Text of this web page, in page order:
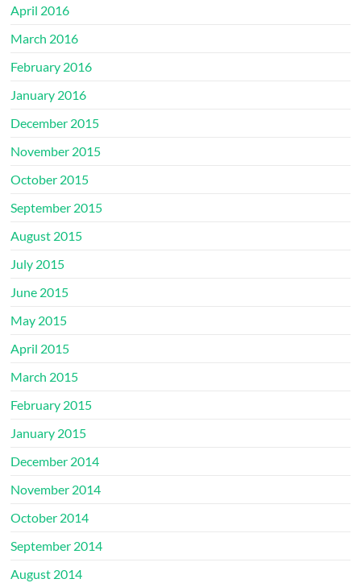
April 2016
March 2016
February 2016
January 2016
December 2015
November 2015
October 2015
September 2015
August 2015
July 2015
June 2015
May 2015
April 2015
March 2015
February 2015
January 2015
December 2014
November 2014
October 2014
September 2014
August 2014